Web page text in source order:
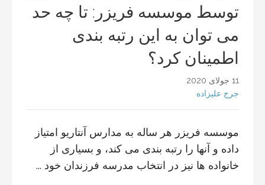
توسط موسسه فریزر: تا چه حد
می توان به این رتبه بندی
اطمینان کرد؟
11 جولای 2020
جرج علیزاده
موسسه فریزر هر ساله به مدارس آنتاریو امتیاز
داده و آنها را رتبه بندی می کند، و بسیاری از
خانواده ها نیز در انتخاب مدرسه فرزندان خود ...